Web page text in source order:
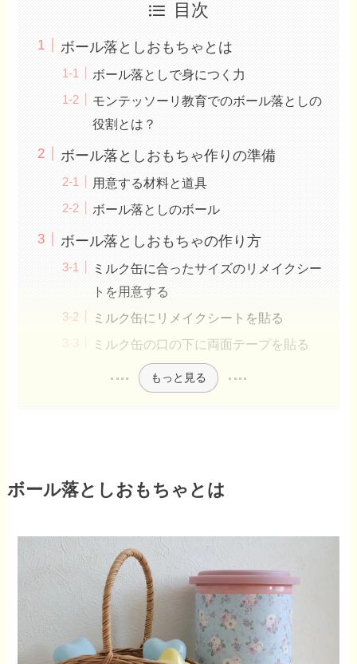
目次
ボール落としおもちゃとは
ボール落としで身につく力
モンテッソーリ教育でのボール落としの
役割とは？
ボール落としおもちゃ作りの準備
用意する材料と道具
ボール落としのボール
ボール落としおもちゃの作り方
ミルク缶に合ったサイズのリメイクシー
トを用意する
ミルク缶にリメイクシートを貼る
ミルク缶の口の下に両面テープを貼る
もっと見る
ボール落としおもちゃとは